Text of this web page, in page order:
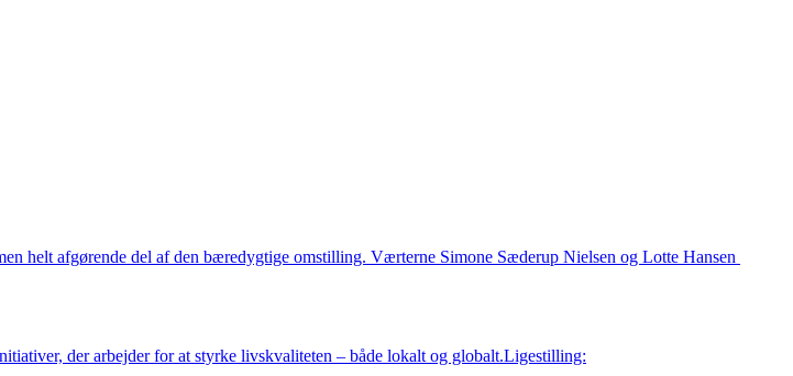
helt afgørende del af den bæredygtige omstilling. Værterne Simone Sæderup Nielsen og Lotte Hansen